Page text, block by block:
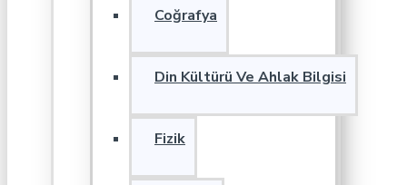
Coğrafya
Din Kültürü Ve Ahlak Bilgisi
Fizik